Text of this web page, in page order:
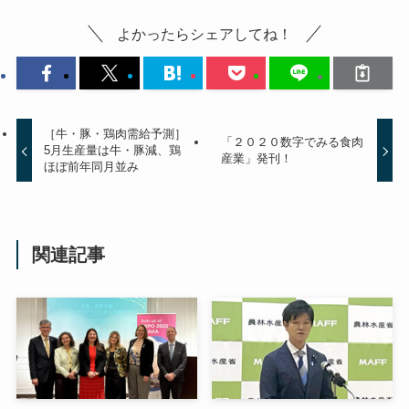
よかったらシェアしてね！
［牛・豚・鶏肉需給予測］
5月生産量は牛・豚減、鶏
ほぼ前年同月並み
「２０２０数字でみる食肉
産業」発刊！
関連記事